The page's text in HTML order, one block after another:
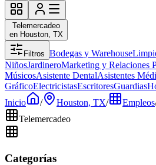
Telemercadeo
en Houston, TX
Filtros Bodegas y Warehouse
NiñosJardineroMarketing y Relaciones
MúsicosAsistente DentalAsistentes
GráficoElectricistasEscritoresGuardias
Inicio
/ Houston, TX/ Empleos
Telemercadeo
Categorías